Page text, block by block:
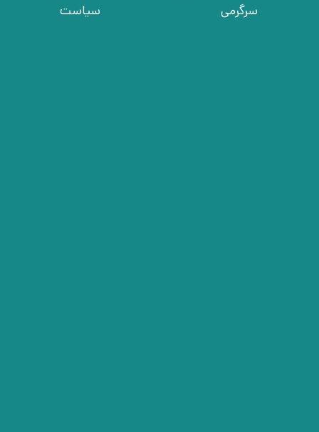
سرگرمی
سیاست